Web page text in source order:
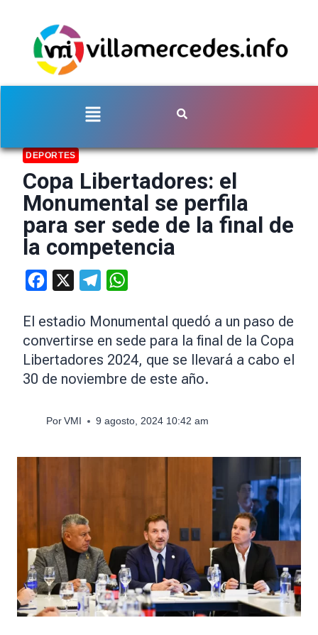
DEPORTES
Copa Libertadores: el
Monumental se perfila
para ser sede de la final de
la competencia
Facebook Telegram
El estadio Monumental quedó a un paso de
convertirse en sede para la final de la Copa
Libertadores 2024, que se llevará a cabo el
30 de noviembre de este año.
Por VMI 9 agosto, 2024 10:42 am